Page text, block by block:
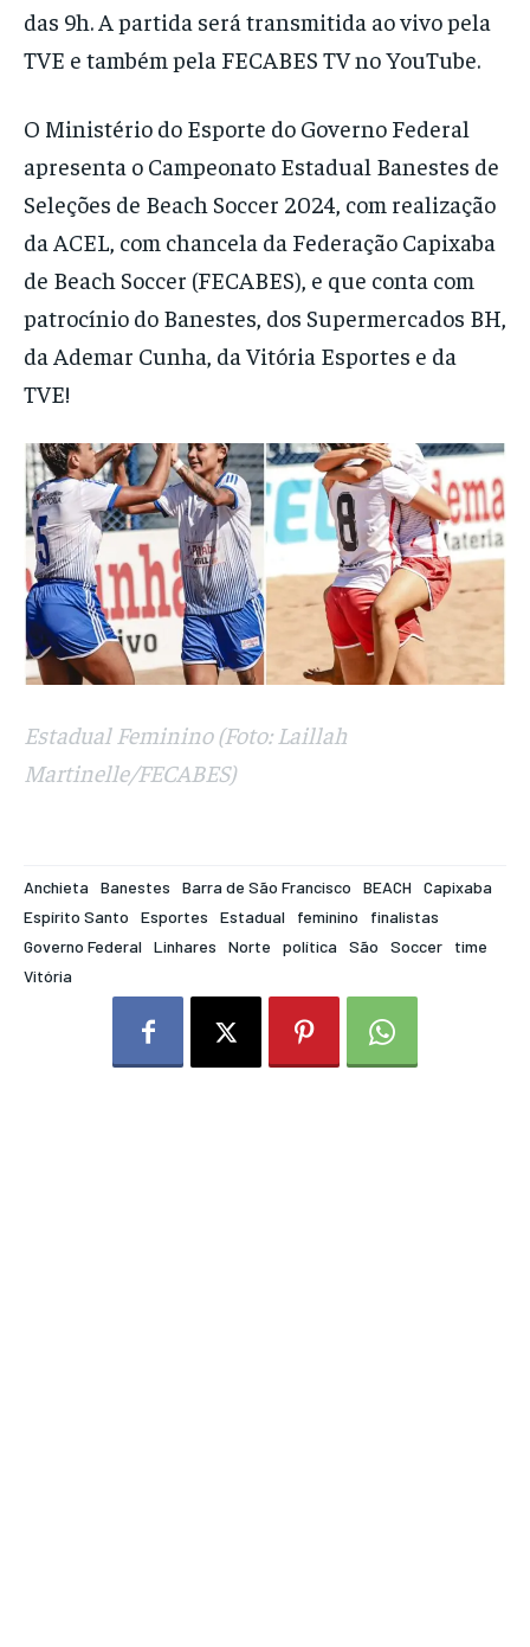
das 9h. A partida será transmitida ao vivo pela
TVE e também pela FECABES TV no YouTube.
O Ministério do Esporte do Governo Federal
apresenta o Campeonato Estadual Banestes de
Seleções de Beach Soccer 2024, com realização
da ACEL, com chancela da Federação Capixaba
de Beach Soccer (FECABES), e que conta com
patrocínio do Banestes, dos Supermercados BH,
da Ademar Cunha, da Vitória Esportes e da
TVE!
Estadual Feminino (Foto: Laillah
Martinelle/FECABES)
Anchieta Banestes Barra de São Francisco BEACH
Capixaba
Espírito Santo
Esportes Estadual feminino
finalistas
Governo Federal
Linhares Norte política São Soccer
time
Vitória